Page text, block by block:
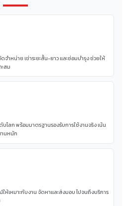
ำหน่าย เช่าระยะสั้น-ยาว และซ่อมบำรุง ช่วยให้
สม
ลก พร้อมมาตรฐานรองรับการใช้งานจริง เน้น
นหนัก
เหมาะกับงาน จัดหาและส่งมอบ ไปจนถึงบริการ